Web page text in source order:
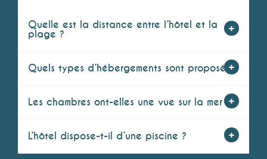
Quelle est la distance entre l’hôtel et la
plage ?
Quels types d’hébergements sont proposés ?
Les chambres ont-elles une vue sur la mer ?
L’hôtel dispose-t-il d’une piscine ?